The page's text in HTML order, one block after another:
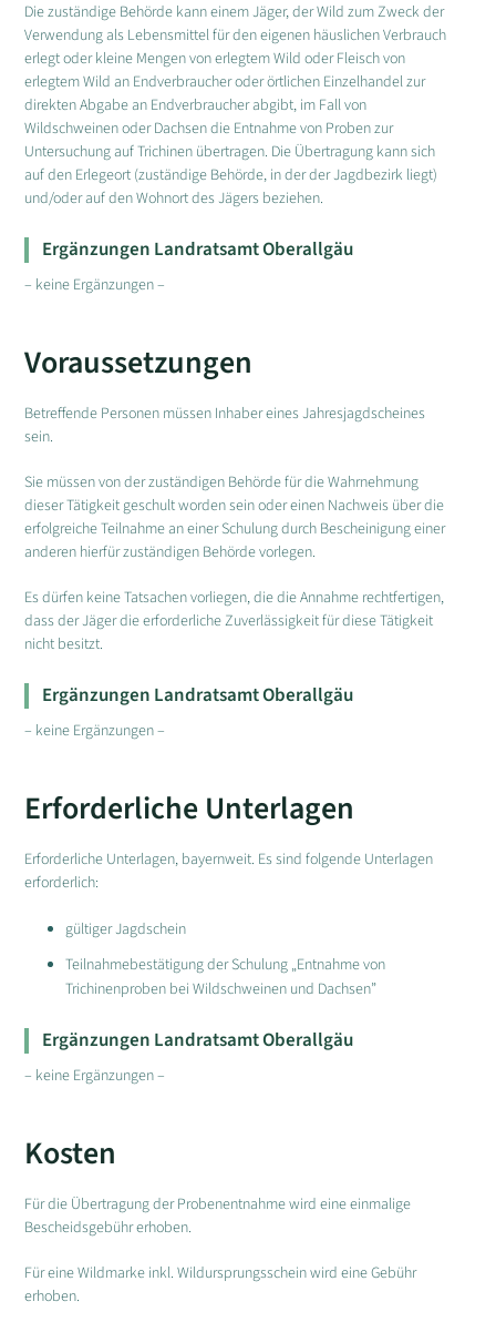
Die zuständige Behörde kann einem Jäger, der Wild zum Zweck der
Verwendung als Lebensmittel für den eigenen häuslichen Verbrauch
erlegt oder kleine Mengen von erlegtem Wild oder Fleisch von
erlegtem Wild an Endverbraucher oder örtlichen Einzelhandel zur
direkten Abgabe an Endverbraucher abgibt, im Fall von
Wildschweinen oder Dachsen die Entnahme von Proben zur
Untersuchung auf Trichinen übertragen. Die Übertragung kann sich
auf den Erlegeort (zuständige Behörde, in der der Jagdbezirk liegt)
und/oder auf den Wohnort des Jägers beziehen.
Ergänzungen Landratsamt Oberallgäu
– keine Ergänzungen –
Voraussetzungen
Betreffende Personen müssen Inhaber eines Jahresjagdscheines
sein.
Sie müssen von der zuständigen Behörde für die Wahrnehmung
dieser Tätigkeit geschult worden sein oder einen Nachweis über die
erfolgreiche Teilnahme an einer Schulung durch Bescheinigung einer
anderen hierfür zuständigen Behörde vorlegen.
Es dürfen keine Tatsachen vorliegen, die die Annahme rechtfertigen,
dass der Jäger die erforderliche Zuverlässigkeit für diese Tätigkeit
nicht besitzt.
Ergänzungen Landratsamt Oberallgäu
– keine Ergänzungen –
Erforderliche Unterlagen
Erforderliche Unterlagen, bayernweit. Es sind folgende Unterlagen
erforderlich:
gültiger Jagdschein
Teilnahmebestätigung der Schulung „Entnahme von
Trichinenproben bei Wildschweinen und Dachsen”
Ergänzungen Landratsamt Oberallgäu
– keine Ergänzungen –
Kosten
Für die Übertragung der Probenentnahme wird eine einmalige
Bescheidsgebühr erhoben.
Für eine Wildmarke inkl. Wildursprungsschein wird eine Gebühr
erhoben.